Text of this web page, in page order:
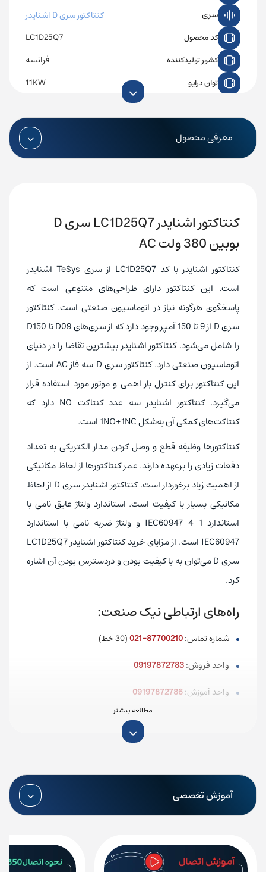
سری
کنتاکتور سری D اشنایدر
کد محصول LC1D25Q7
کشور تولیدکننده فرانسه
توان درایو 11KW
معرفی محصول
کنتاکتور اشنایدر LC1D25Q7 سریD
بوبین 380 ولت AC
کنتاکتور اشنایدر با کد LC1D25Q7 از سری TeSys اشنایدر
است. این کنتاکتور دارای طراحی‌های متنوعی است که
پاسخگوی هرگونه نیاز در اتوماسیون صنعتی است. کنتاکتور
سری D از 9 تا 150 آمپر وجود دارد که از سری‌های D09 تا D150
را شامل می‌شود. کنتاکتور اشنایدر بیشترین تقاضا را در دنیای
اتوماسیون صنعتی دارد. کنتاکتور سری D سه فاز AC است. از
این کنتاکتور برای کنترل بار اهمی و موتور مورد استفاده قرار
می‌گیرد. کنتاکتور اشنایدر سه عدد کنتاکت NO دارد که
کنتاکت‌های کمکی آن به‌شکل 1NO+1NC است.
کنتاکتورها وظیفه قطع و وصل کردن مدار الکتریکی به تعداد
دفعات زیادی را برعهده دارند. عمر کنتاکتورها از لحاظ مکانیکی
از اهمیت زیاد برخوردار است. کنتاکتور اشنایدر سری D از لحاظ
مکانیکی بسیار با کیفیت است. استاندارد ولتاژ عایق نامی با
استاندارد IEC60947-4-1 و ولتاژ ضربه نامی با استاندارد
IEC60947 است. از مزایای خرید کنتاکتور اشنایدر LC1D25Q7
سری D می‌توان به با کیفیت بودن و دردسترس بودن آن اشاره
کرد.
راه‌های ارتباطی نیک صنعت:
شماره تماس:87700210-021
(30 خط)
واحد فروش:09197872783
واحد آموزش:09197872786
09197872789
09197872784
ایمیل: info@nicsanat.com
آدرس شرکت: تهران، خیابان بهشتی، خیابان میرعماد، کوچه
پیمانی(یازدهم)، پلاک 17
آموزش تخصصی